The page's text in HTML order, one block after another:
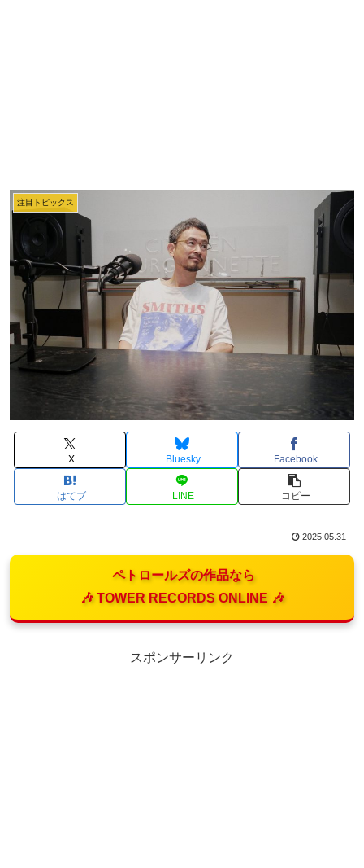
注目トピックス
X Bluesky Facebook
はてブ LINE コピー
2025.05.31
ペトロールズの作品なら
🎶 TOWER RECORDS ONLINE 🎶
スポンサーリンク